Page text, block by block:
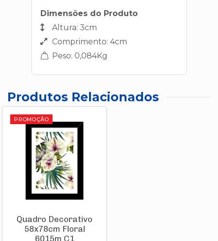
Dimensões do Produto
Altura: 3cm
Comprimento: 4cm
Peso: 0,084Kg
Produtos Relacionados
PROMOÇÃO
Quadro Decorativo
58x78cm Floral
6015m C1